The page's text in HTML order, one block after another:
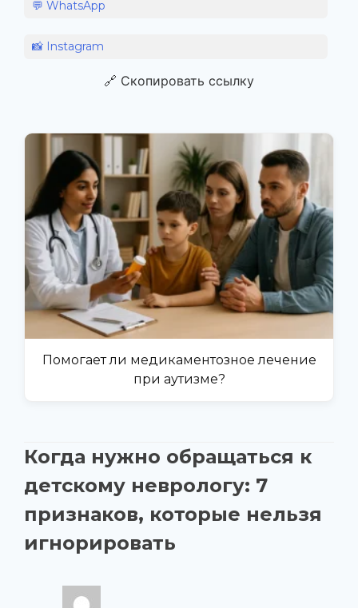
💬 WhatsApp
📸 Instagram
🔗 Скопировать ссылку
Помогает ли медикаментозное лечение
при аутизме?
Когда нужно обращаться к
детскому неврологу: 7
признаков, которые нельзя
игнорировать